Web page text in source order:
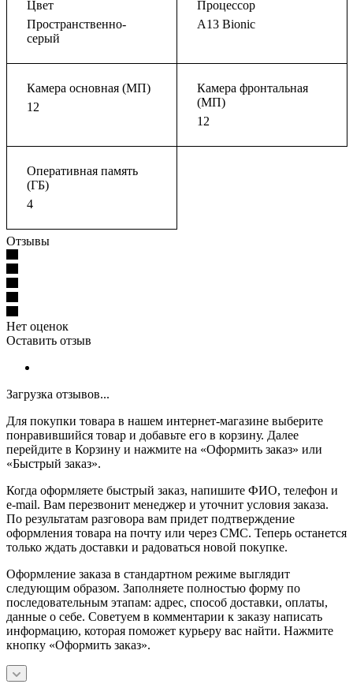
Цвет
Пространственно-
серый
Процессор
A13 Bionic
Камера основная (МП)
12
Камера фронтальная
(МП)
12
Оперативная память
(ГБ)
4
Отзывы
Нет оценок
Оставить отзыв
Загрузка отзывов...
Для покупки товара в нашем интернет-магазине выберите
понравившийся товар и добавьте его в корзину. Далее
перейдите в Корзину и нажмите на «Оформить заказ» или
«Быстрый заказ».
Когда оформляете быстрый заказ, напишите ФИО, телефон и
e-mail. Вам перезвонит менеджер и уточнит условия заказа.
По результатам разговора вам придет подтверждение
оформления товара на почту или через СМС. Теперь останется
только ждать доставки и радоваться новой покупке.
Оформление заказа в стандартном режиме выглядит
следующим образом. Заполняете полностью форму по
последовательным этапам: адрес, способ доставки, оплаты,
данные о себе. Советуем в комментарии к заказу написать
информацию, которая поможет курьеру вас найти. Нажмите
кнопку «Оформить заказ».